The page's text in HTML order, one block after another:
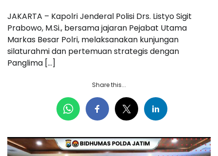
JAKARTA – Kapolri Jenderal Polisi Drs. Listyo Sigit
Prabowo, M.Si., bersama jajaran Pejabat Utama
Markas Besar Polri, melaksanakan kunjungan
silaturahmi dan pertemuan strategis dengan
Panglima […]
Share this...